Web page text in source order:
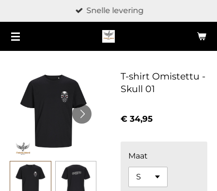
direct
naar
de
Snelle levering
T-shirt Omistettu -
Skull 01
€ 34,95
Maat